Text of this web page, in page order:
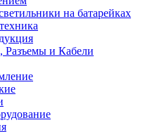
на батарейках
и Кабели